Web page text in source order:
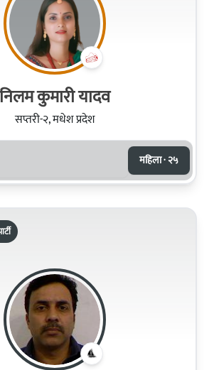
निलम कुमारी यादव
सप्तरी-२, मधेश प्रदेश
महिला · २५